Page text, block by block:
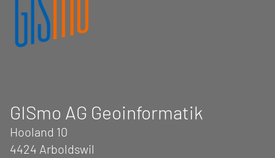
GISmo AG Geoinformatik
Hooland 10
4424 Arboldswil